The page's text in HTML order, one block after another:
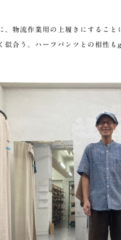
、物流作業用の上履きにすること
似合う。ハーフパンツとの相性も